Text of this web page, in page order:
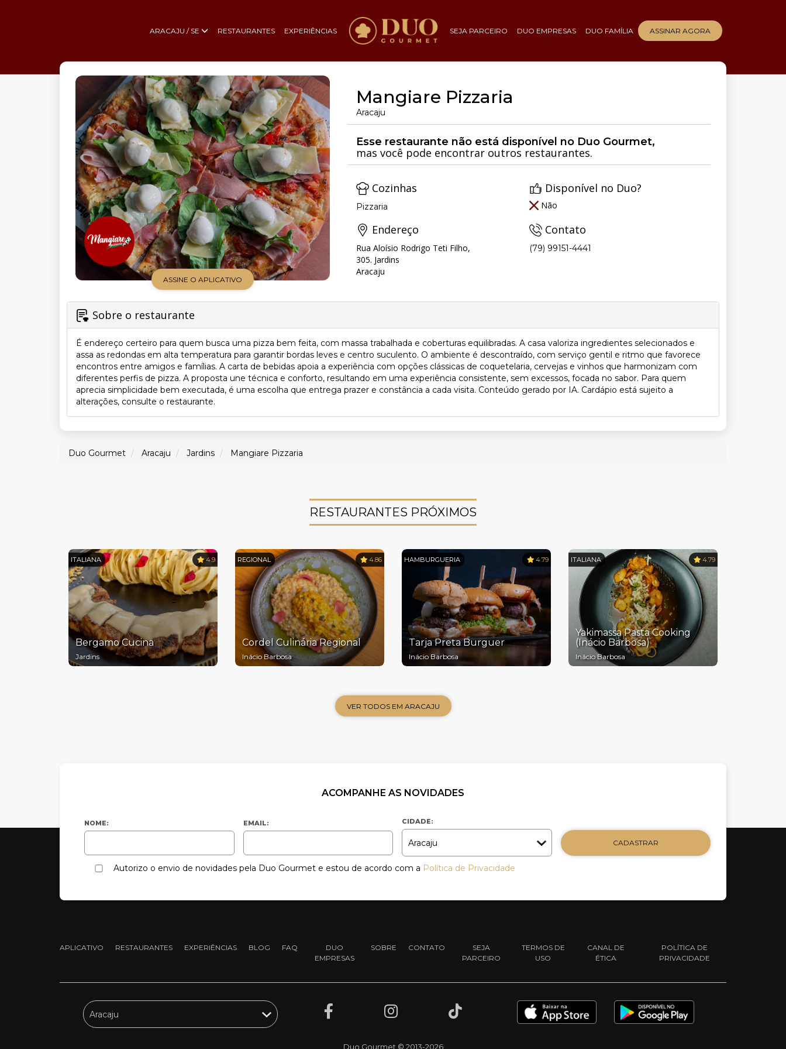
ARACAJU / SE RESTAURANTES EXPERIÊNCIAS SEJA PARCEIRO DUO EMPRESAS DUO FAMÍLIA ASSINAR AGORA
ASSINE O APLICATIVO
Mangiare Pizzaria
Aracaju
Esse restaurante não está disponível no Duo Gourmet,
mas você pode encontrar outros restaurantes.
Cozinhas
Pizzaria
Disponível no Duo?
Não
Endereço
Rua Aloísio Rodrigo Teti Filho,
305. Jardins
Aracaju
Contato
(79) 99151-4441
Sobre o restaurante
É endereço certeiro para quem busca uma pizza bem feita, com massa trabalhada e coberturas equilibradas. A casa valoriza ingredientes selecionados e
assa as redondas em alta temperatura para garantir bordas leves e centro suculento. O ambiente é descontraído, com serviço gentil e ritmo que favorece
encontros entre amigos e famílias. A carta de bebidas apoia a experiência com opções clássicas de coquetelaria, cervejas e vinhos que harmonizam com
diferentes perfis de pizza. A proposta une técnica e conforto, resultando em uma experiência consistente, sem excessos, focada no sabor. Para quem
aprecia simplicidade bem executada, é uma escolha que entrega prazer e constância a cada visita. Conteúdo gerado por IA. Cardápio está sujeito a
alterações, consulte o restaurante.
Duo Gourmet Aracaju Jardins Mangiare Pizzaria
RESTAURANTES PRÓXIMOS
ITALIANA 4.9
Bergamo Cucina
Jardins
REGIONAL 4.86
Cordel Culinária Regional
Inácio Barbosa
HAMBURGUERIA 4.79
Tarja Preta Burguer
Inácio Barbosa
ITALIANA 4.79
Yakimassa Pasta Cooking
(Inácio Barbosa)
Inácio Barbosa
VER TODOS EM ARACAJU
ACOMPANHE AS NOVIDADES
NOME: EMAIL: CIDADE:
CADASTRAR
Autorizo o envio de novidades pela Duo Gourmet e estou de acordo com a Política de Privacidade
APLICATIVO RESTAURANTES EXPERIÊNCIAS BLOG FAQ DUO
EMPRESAS
SOBRE CONTATO SEJA
PARCEIRO
TERMOS DE
USO
CANAL DE
ÉTICA
POLÍTICA DE
PRIVACIDADE
Duo Gourmet © 2013-2026